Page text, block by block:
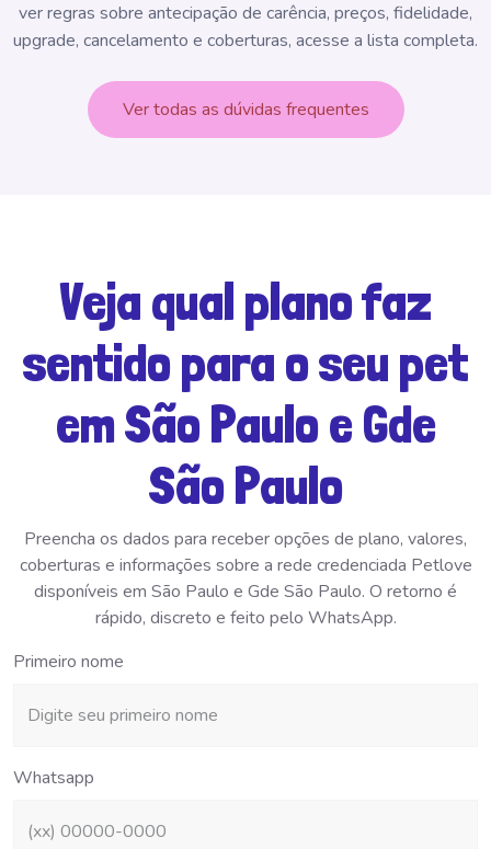
ver regras sobre antecipação de carência, preços, fidelidade,
upgrade, cancelamento e coberturas, acesse a lista completa.
Ver todas as dúvidas frequentes
Veja qual plano faz
sentido para o seu pet
em São Paulo e Gde
São Paulo
Preencha os dados para receber opções de plano, valores,
coberturas e informações sobre a rede credenciada Petlove
disponíveis em São Paulo e Gde São Paulo. O retorno é
rápido, discreto e feito pelo WhatsApp.
Primeiro nome
Whatsapp